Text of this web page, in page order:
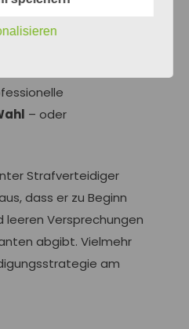
– oder
Strafverteidiger
dass er zu Beginn
leeren Versprechungen
abgibt. Vielmehr
am